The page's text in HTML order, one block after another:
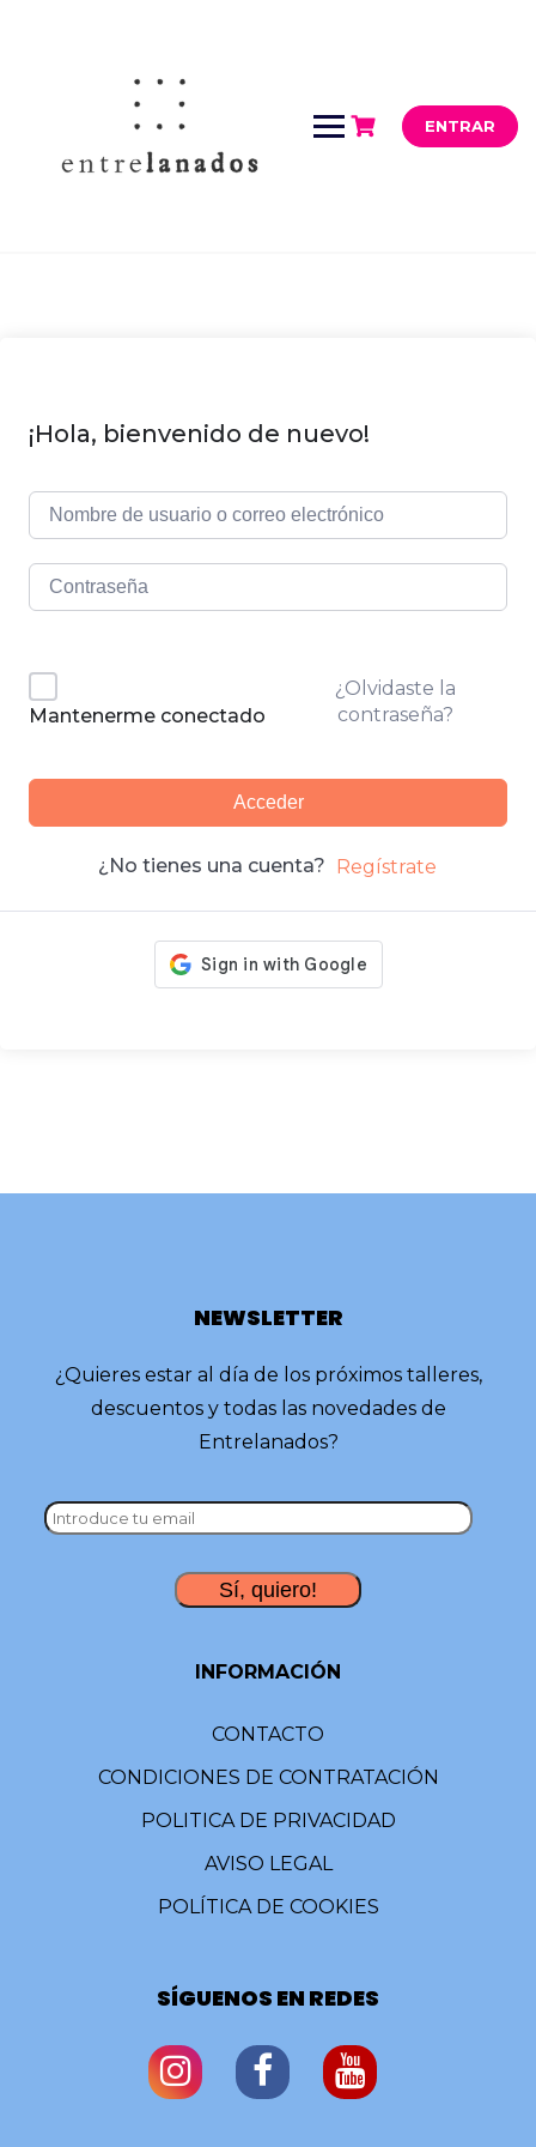
ENTRAR
¡Hola, bienvenido de nuevo!
Mantenerme conectado
¿Olvidaste la
contraseña?
Acceder
¿No tienes una cuenta? Regístrate
NEWSLETTER
¿Quieres estar al día de los próximos talleres,
descuentos y todas las novedades de
Entrelanados?
INFORMACIÓN
CONTACTO
CONDICIONES DE CONTRATACIÓN
POLITICA DE PRIVACIDAD
AVISO LEGAL
POLÍTICA DE COOKIES
SÍGUENOS EN REDES